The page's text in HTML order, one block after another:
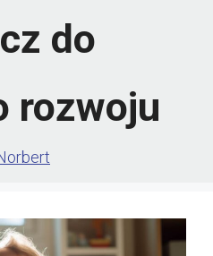
do
rozwoju